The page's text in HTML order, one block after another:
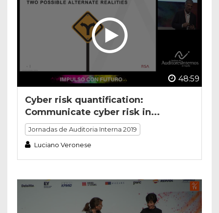
48:59
Cyber risk quantification:
Communicate cyber risk in...
Jornadas de Auditoria Interna 2019
Luciano Veronese